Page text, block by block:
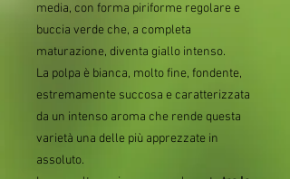
media, con forma piriforme regolare e
buccia verde che, a completa
maturazione, diventa giallo intenso.
La polpa è bianca, molto fine, fondente,
estremamente succosa e caratterizzata
da un intenso aroma che rende questa
varietà una delle più apprezzate in
assoluto.